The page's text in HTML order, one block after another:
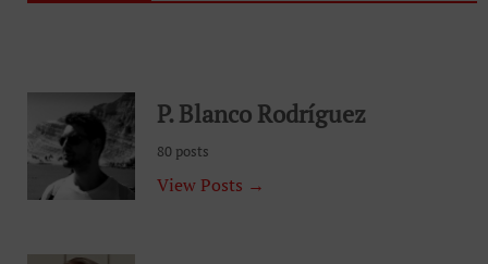
P. Blanco Rodríguez
80 posts
View Posts →